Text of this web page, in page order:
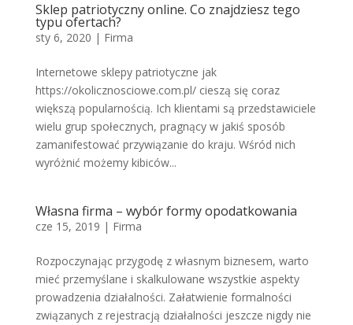
Sklep patriotyczny online. Co znajdziesz tego
typu ofertach?
sty 6, 2020 | Firma
Internetowe sklepy patriotyczne jak
https://okolicznosciowe.com.pl/ cieszą się coraz
większą popularnością. Ich klientami są przedstawiciele
wielu grup społecznych, pragnący w jakiś sposób
zamanifestować przywiązanie do kraju. Wśród nich
wyróżnić możemy kibiców...
Własna firma – wybór formy opodatkowania
cze 15, 2019 | Firma
Rozpoczynając przygodę z własnym biznesem, warto
mieć przemyślane i skalkulowane wszystkie aspekty
prowadzenia działalności. Załatwienie formalności
związanych z rejestracją działalności jeszcze nigdy nie